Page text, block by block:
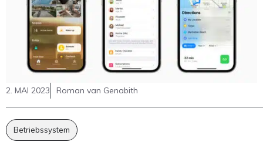
2. MAI 2023 Roman van Genabith
Betriebssystem